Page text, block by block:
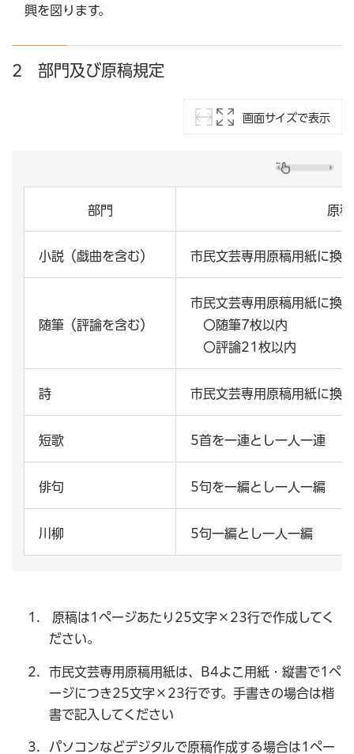
興を図ります。
2 部門及び原稿規定
画面サイズで表示
部門 原
小説（戯曲を含む） 市民文芸専用原稿用紙に換
随筆（評論を含む）
市民文芸専用原稿用紙に換
〇随筆7枚以内
〇評論21枚以内
詩 市民文芸専用原稿用紙に換
短歌 5首を一連とし一人一連
俳句 5句を一編とし一人一編
川柳 5句一編とし一人一編
原稿は1ページあたり25文字×23行で作成してく
ださい。
市民文芸専用原稿用紙は、B4よこ用紙・縦書で1ペ
ージにつき25文字×23行です。手書きの場合は楷
書で記入してください
パソコンなどデジタルで原稿作成する場合は1ペー